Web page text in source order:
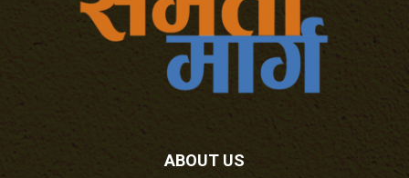
ABOUT US